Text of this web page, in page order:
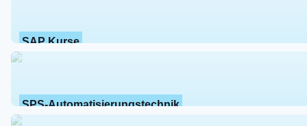
SAP Kurse
SPS-Automatisierungstechnik